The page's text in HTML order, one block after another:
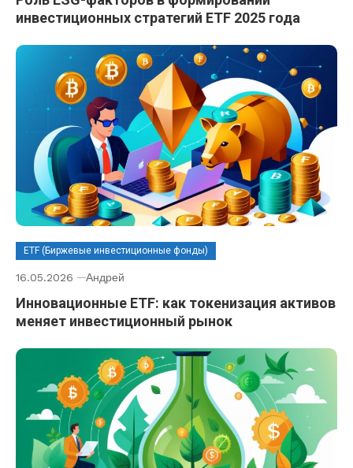
инвестиционных стратегий ETF 2025 года
ETF (Биржевые инвестиционные фонды)
16.05.2026 Андрей
Инновационные ETF: как токенизация активов
меняет инвестиционный рынок